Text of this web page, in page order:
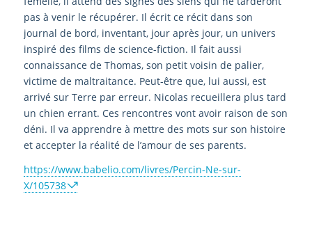
pas à venir le récupérer. Il écrit ce récit dans son
journal de bord, inventant, jour après jour, un univers
inspiré des films de science-fiction. Il fait aussi
connaissance de Thomas, son petit voisin de palier,
victime de maltraitance. Peut-être que, lui aussi, est
arrivé sur Terre par erreur. Nicolas recueillera plus tard
un chien errant. Ces rencontres vont avoir raison de son
déni. Il va apprendre à mettre des mots sur son histoire
et accepter la réalité de l’amour de ses parents.
https://www.babelio.com/livres/Percin-Ne-sur-
X/105738